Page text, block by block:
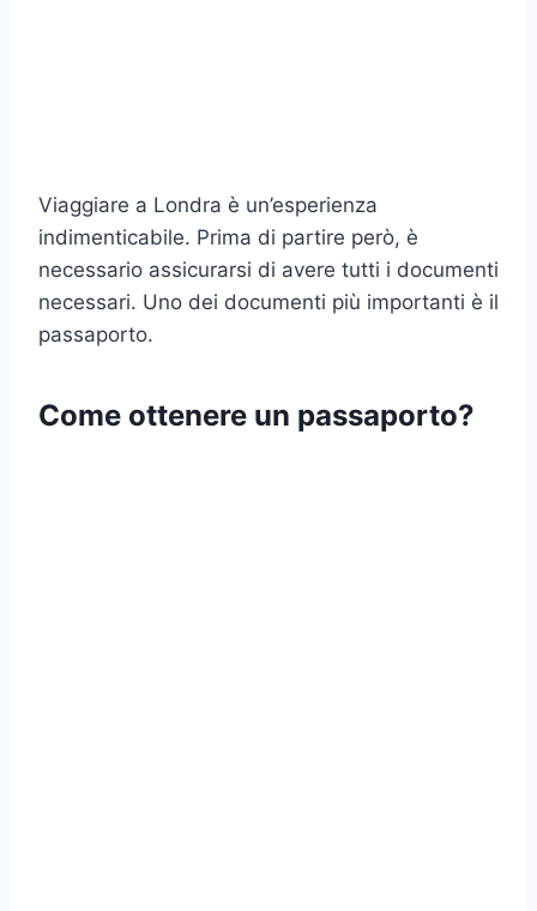
Viaggiare a Londra è un’esperienza
indimenticabile. Prima di partire però, è
necessario assicurarsi di avere tutti i documenti
necessari. Uno dei documenti più importanti è il
passaporto.
Come ottenere un passaporto?